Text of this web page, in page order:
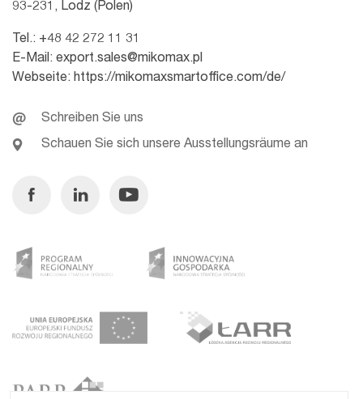
93-231, Lodz (Polen)
Tel.: +48 42 272 11 31
E-Mail: export.sales@mikomax.pl
Webseite: https://mikomaxsmartoffice.com/de/
Schreiben Sie uns
Schauen Sie sich unsere Ausstellungsräume an
FacebookLinkedinYoutube